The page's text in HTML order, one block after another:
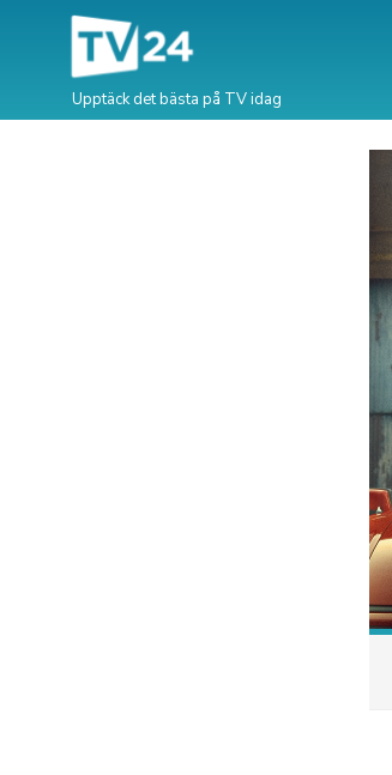
Upptäck det bästa på TV idag